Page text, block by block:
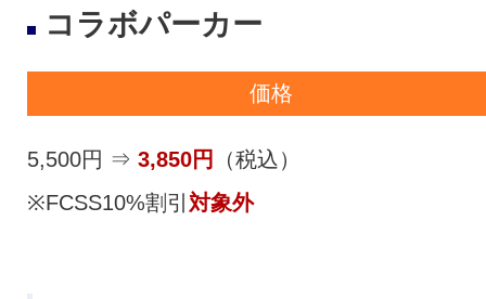
コラボパーカー
価格
5,500円 ⇒ 3,850円
（税込）
※FCSS10%割引 対象外